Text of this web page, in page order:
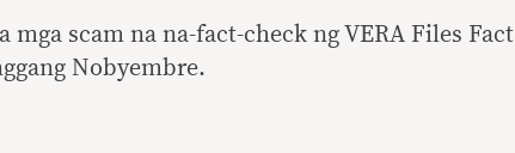
mga scam na na-fact-check ng VERA Files Fact
Nobyembre.